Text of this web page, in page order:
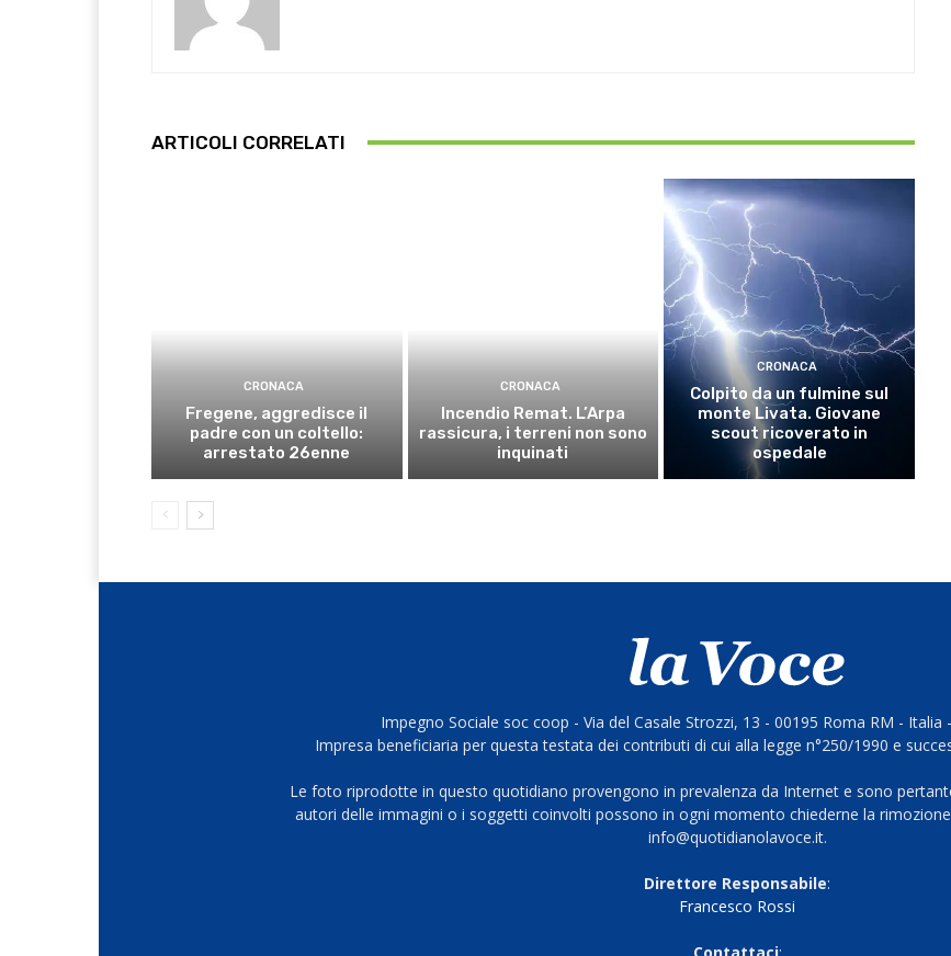
ARTICOLI CORRELATI
CRONACA
Fregene, aggredisce il
padre con un coltello:
arrestato 26enne
CRONACA
Incendio Remat. L’Arpa
rassicura, i terreni non sono
inquinati
CRONACA
Colpito da un fulmine sul
monte Livata. Giovane
scout ricoverato in
ospedale
Impegno Sociale soc coop - Via del Casale Strozzi, 13 - 00195 Roma RM - Italia
Impresa beneficiaria per questa testata dei contributi di cui alla legge n°250/1990 e
Le foto riprodotte in questo quotidiano provengono in prevalenza da Internet e sono
autori delle immagini o i soggetti coinvolti possono in ogni momento chiederne la
info@quotidianolavoce.it.
Direttore Responsabile:
Francesco Rossi